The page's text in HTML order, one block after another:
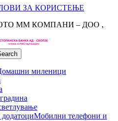
ЗА КОРИСТЕЊЕ
ММ КОМПАНИ – ДОО ,
миленици
Мобилни телефони и